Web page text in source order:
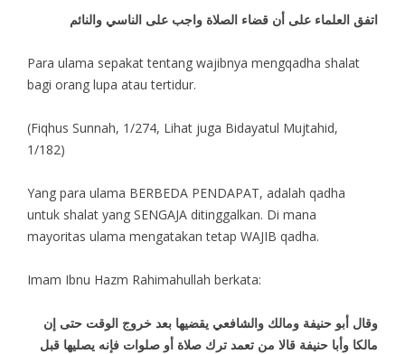
اتفق العلماء على أن قضاء الصلاة واجب على الناسي والنائم
Para ulama sepakat tentang wajibnya mengqadha shalat
bagi orang lupa atau tertidur.
(Fiqhus Sunnah, 1/274, Lihat juga Bidayatul Mujtahid,
1/182)
Yang para ulama BERBEDA PENDAPAT, adalah qadha
untuk shalat yang SENGAJA ditinggalkan. Di mana
mayoritas ulama mengatakan tetap WAJIB qadha.
Imam Ibnu Hazm Rahimahullah berkata:
وقال أبو حنيفة ومالك والشافعي يقضيها بعد خروج الوقت حتى إن
مالكا وأبا حنيفة قالا من تعمد ترك صلاة أو صلوات فإنه يصليها قبل